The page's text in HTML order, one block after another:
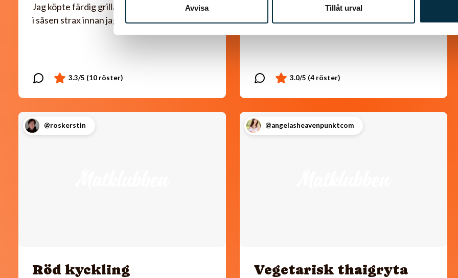
Avvisa Tillåt urval
Jag köpte färdig grillad kyckling som jag la ner
i såsen strax innan jag serverade.
Lika goda som ”Mammas” köttbullar
@roskerstin
Röd kyckling
@angelasheavenpunktcom
Vegetarisk thaigryta